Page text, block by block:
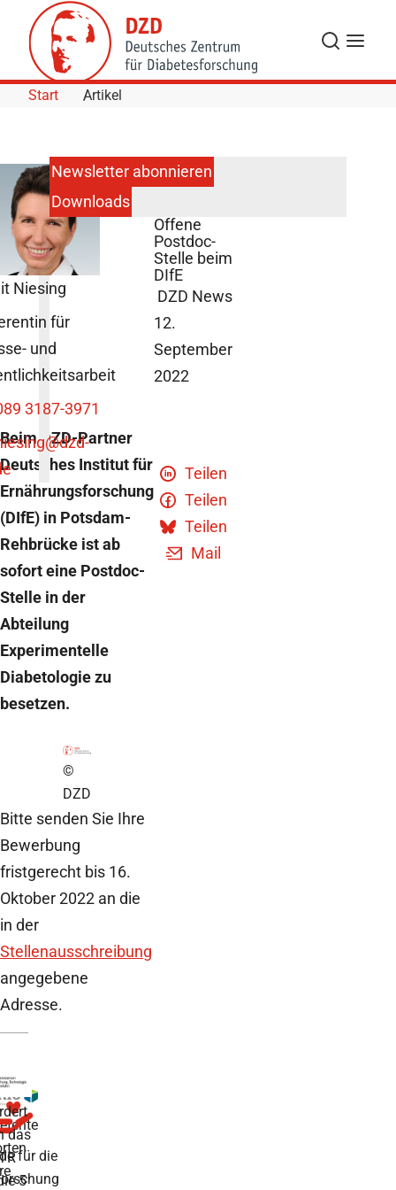
Skip to Content
Suche
Start Artikel
Offene
Postdoc-
Stelle beim
DIfE
DZD News
12.
September
2022
Beim DZD-Partner
Deutsches Institut für
Ernährungsforschung
(DIfE) in Potsdam-
Rehbrücke ist ab
sofort eine Postdoc-
Stelle in der
Abteilung
Experimentelle
Diabetologie zu
besetzen.
©
DZD
Bitte senden Sie Ihre
Bewerbung
fristgerecht bis 16.
Oktober 2022 an die
in der
Stellenausschreibung
angegebene
Adresse.
Teilen
Teilen
Teilen
Mail
Niesing
für
und
3187-3971
@dzd-
Newsletter abonnieren
Downloads
für die
das
5